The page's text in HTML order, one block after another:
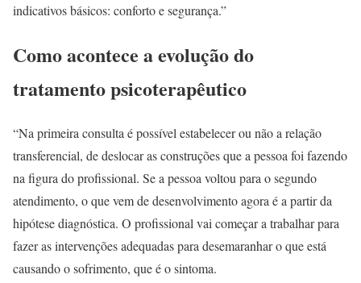
indicativos básicos: conforto e segurança.”
Como acontece a evolução do
tratamento psicoterapêutico
“Na primeira consulta é possível estabelecer ou não a relação
transferencial, de deslocar as construções que a pessoa foi fazendo
na figura do profissional. Se a pessoa voltou para o segundo
atendimento, o que vem de desenvolvimento agora é a partir da
hipótese diagnóstica. O profissional vai começar a trabalhar para
fazer as intervenções adequadas para desemaranhar o que está
causando o sofrimento, que é o sintoma.